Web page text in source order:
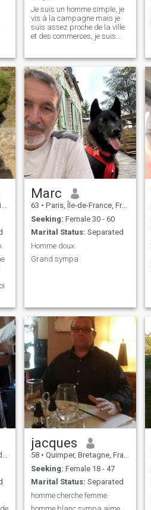
Je suis un homme simple, je
vis à la campagne mais je
suis assez proche de la ville
et des commerces, je suis
permet de ne manquer de
rien et de pouvoir avoir des
loisirs à côté, je cherche et
Marc
63 • Paris, Île-de-France, France
Seeking: Female 30 - 60
Marital Status: Separated
Homme doux
Grand sympa
jacques
58 • Quimper, Bretagne, France
Seeking: Female 18 - 47
Marital Status: Separated
homme cherche femme